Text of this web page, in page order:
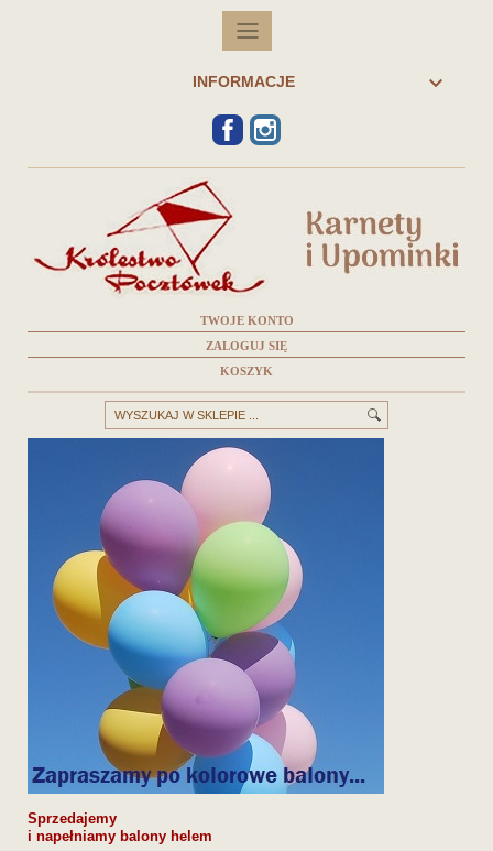
INFORMACJE 
FACEBOOK
TWOJE KONTO
ZALOGUJ SIĘ
KOSZYK
Sprzedajemy
i napełniamy balony helem